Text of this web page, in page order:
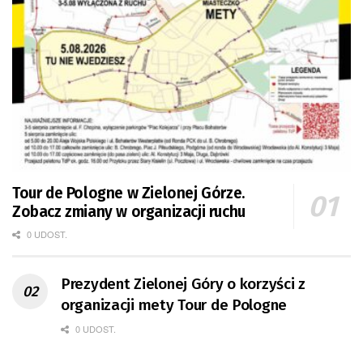
Tour de Pologne w Zielonej Górze.
Zobacz zmiany w organizacji ruchu
0 UDOST.
Prezydent Zielonej Góry o korzyści z
organizacji mety Tour de Pologne
0 UDOST.